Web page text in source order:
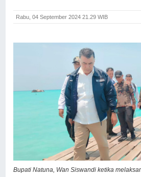
Rabu, 04 September 2024 21.29 WIB
Bupati Natuna, Wan Siswandi ketika